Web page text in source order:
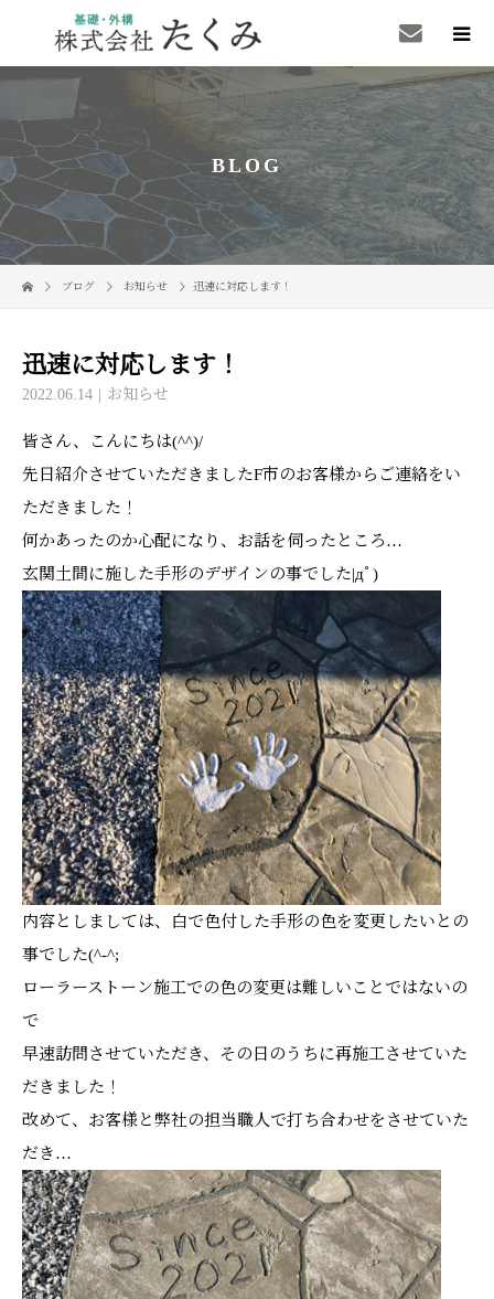
BLOG
ブログ お知らせ 迅速に対応します！
迅速に対応します！
2022.06.14 お知らせ
皆さん、こんにちは(^^)/
先日紹介させていただきましたF市のお客様からご連絡をい
ただきました！
何かあったのか心配になり、お話を伺ったところ…
玄関土間に施した手形のデザインの事でした|дﾟ)
内容としましては、白で色付した手形の色を変更したいとの
事でした(^-^;
ローラーストーン施工での色の変更は難しいことではないの
で
早速訪問させていただき、その日のうちに再施工させていた
だきました！
改めて、お客様と弊社の担当職人で打ち合わせをさせていた
だき…